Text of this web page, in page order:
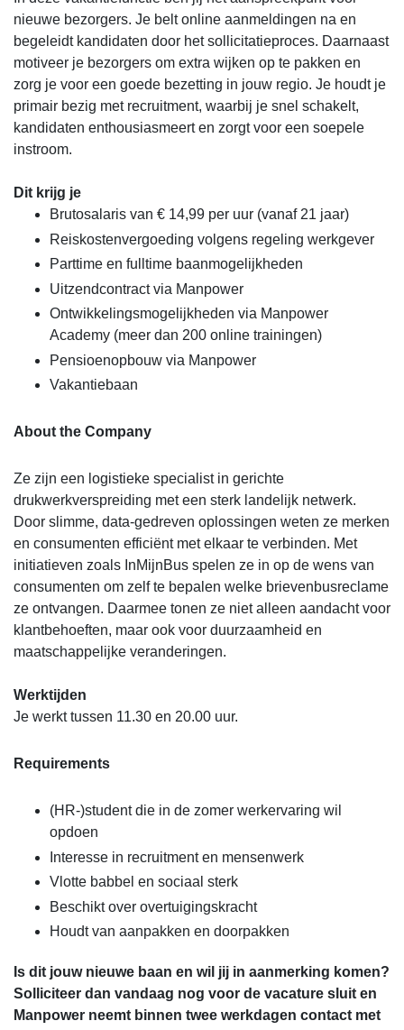
nieuwe bezorgers. Je belt online aanmeldingen na en
begeleidt kandidaten door het sollicitatieproces. Daarnaast
motiveer je bezorgers om extra wijken op te pakken en
zorg je voor een goede bezetting in jouw regio. Je houdt je
primair bezig met recruitment, waarbij je snel schakelt,
kandidaten enthousiasmeert en zorgt voor een soepele
instroom.
Dit krijg je
Brutosalaris van € 14,99 per uur (vanaf 21 jaar)
Reiskostenvergoeding volgens regeling werkgever
Parttime en fulltime baanmogelijkheden
Uitzendcontract via Manpower
Ontwikkelingsmogelijkheden via Manpower
Academy (meer dan 200 online trainingen)
Pensioenopbouw via Manpower
Vakantiebaan
About the Company
Ze zijn een logistieke specialist in gerichte
drukwerkverspreiding met een sterk landelijk netwerk.
Door slimme, data-gedreven oplossingen weten ze merken
en consumenten efficiënt met elkaar te verbinden. Met
initiatieven zoals InMijnBus spelen ze in op de wens van
consumenten om zelf te bepalen welke brievenbusreclame
ze ontvangen. Daarmee tonen ze niet alleen aandacht voor
klantbehoeften, maar ook voor duurzaamheid en
maatschappelijke veranderingen.
Werktijden
Je werkt tussen 11.30 en 20.00 uur.
Requirements
(HR-)student die in de zomer werkervaring wil
opdoen
Interesse in recruitment en mensenwerk
Vlotte babbel en sociaal sterk
Beschikt over overtuigingskracht
Houdt van aanpakken en doorpakken
Is dit jouw nieuwe baan en wil jij in aanmerking komen?
Solliciteer dan vandaag nog voor de vacature sluit en
Manpower neemt binnen twee werkdagen contact met